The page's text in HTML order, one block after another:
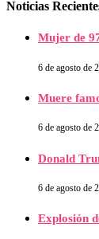
Noticias
Mujer de
6 de agosto de
Muere
6 de agosto de
Donald
6 de agosto de
Explosión